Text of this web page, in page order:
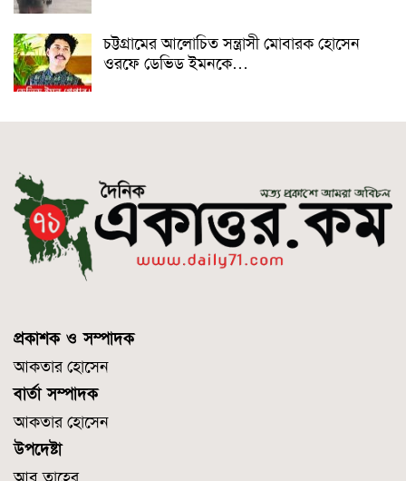
চট্টগ্রামের আলোচিত সন্ত্রাসী মোবারক হোসেন
ওরফে ডেভিড ইমনকে…
প্রকাশক ও সম্পাদক
আকতার হোসেন
বার্তা সম্পাদক
আকতার হোসেন
উপদেষ্টা